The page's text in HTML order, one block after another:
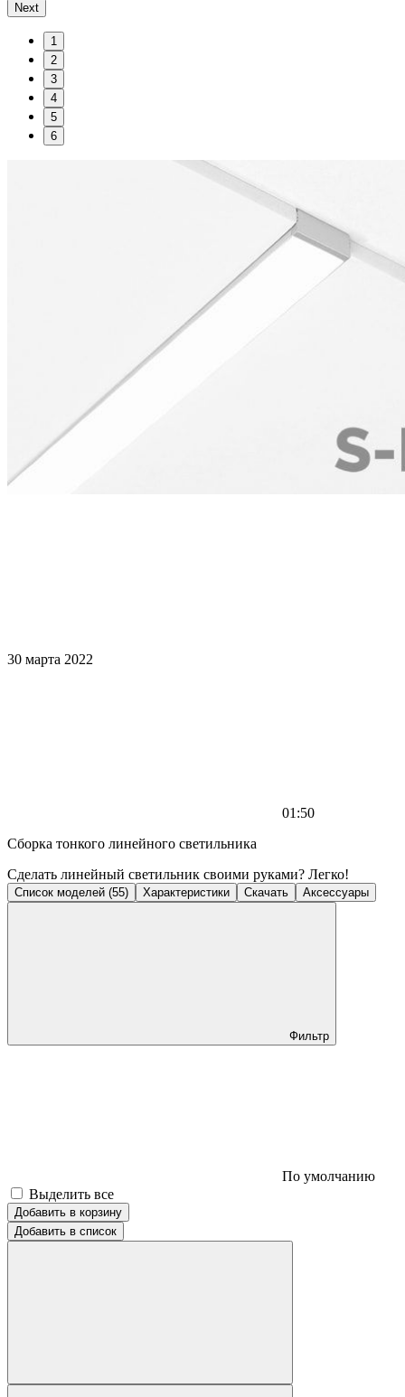
Next
1
2
3
4
5
6
30 марта 2022
01:50
Сборка тонкого линейного светильника
Сделать линейный светильник своими руками? Легко!
Список моделей (55) Характеристики Скачать Аксессуары
Фильтр
По умолчанию
Выделить все
Добавить в корзину
Добавить в список